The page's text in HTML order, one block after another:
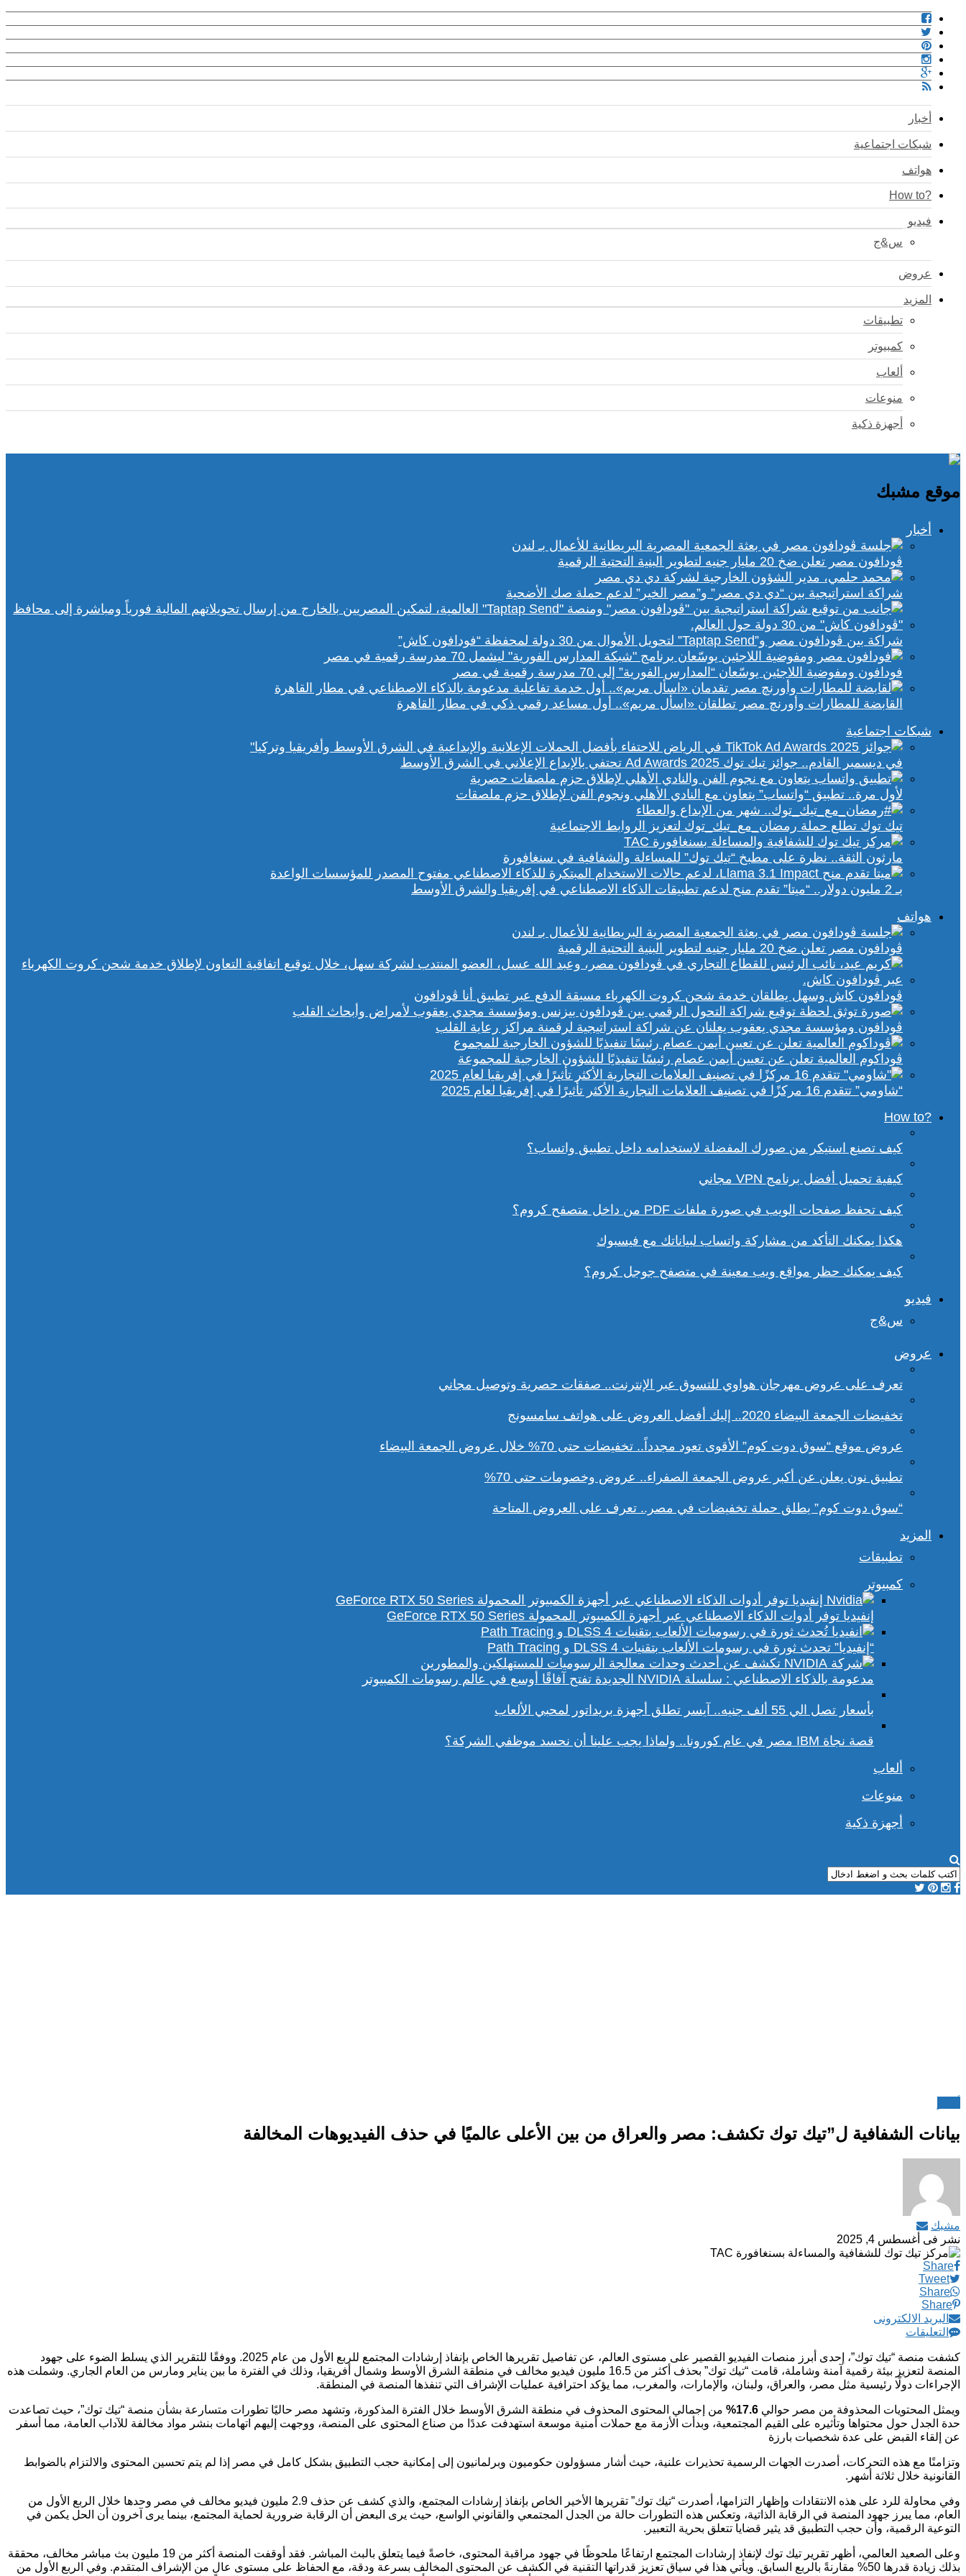
أخبار
شبكات اجتماعية
هواتف
?How to
فيديو
س&ج
عروض
المزيد
تطبيقات
كمبيوتر
ألعاب
منوعات
أجهزة ذكية
موقع مشبك
أخبار
ڤودافون مصر تعلن ضخ 20 مليار جنيه لتطوير البنية التحتية الرقمية
شراكة استراتيجية بين “دي دي مصر” و”مصر الخير” لدعم حملة صك الأضحية
شراكة بين ڤودافون مصر و”Taptap Send” لتحويل الأموال من 30 دولة لمحفظة “فودافون كاش”
فودافون ومفوضية اللاجئين يوسّعان “المدارس الفورية” إلى 70 مدرسة رقمية في مصر
القابضة للمطارات وأورنچ مصر تطلقان «اسأل مريم».. أول مساعد رقمي ذكي في مطار القاهرة
شبكات اجتماعية
في ديسمبر القادم.. جوائز تيك توك Ad Awards 2025 تحتفي بالإبداع الإعلاني في الشرق الأوسط
لأول مرة.. تطبيق “واتساب” يتعاون مع النادي الأهلي ونجوم الفن لإطلاق حزم ملصقات
تيك توك تطلع حملة رمضان_مع_تيك_توك لتعزيز الروابط الاجتماعية
مارثون الثقة.. نظرة على مطبخ “تيك توك” للمساءلة والشفافية في سنغافورة
بـ 2 مليون دولار.. “ميتا” تقدم منح لدعم تطبيقات الذكاء الاصطناعي في إفريقيا والشرق الأوسط
هواتف
ڤودافون مصر تعلن ضخ 20 مليار جنيه لتطوير البنية التحتية الرقمية
ڤودافون كاش وسهل يطلقان خدمة شحن كروت الكهرباء مسبقة الدفع عبر تطبيق أنا ڤودافون
ڤودافون ومؤسسة مجدي يعقوب يعلنان عن شراكة استراتيجية لرقمنة مراكز رعاية القلب
ڤوداكوم العالمية تعلن عن تعيين أيمن عصام رئيسًا تنفيذيًا للشؤون الخارجية للمجموعة
“شاومي” تتقدم 16 مركزًا في تصنيف العلامات التجارية الأكثر تأثيرًا في إفريقيا لعام 2025
?How to
كيف تصنع استيكر من صورك المفضلة لاستخدامه داخل تطبيق واتساب؟
كيفية تحميل أفضل برنامج VPN مجاني
كيف تحفظ صفحات الويب في صورة ملفات PDF من داخل متصفح كروم؟
هكذا يمكنك التأكد من مشاركة واتساب لبياناتك مع فيسبوك
كيف يمكنك حظر مواقع ويب معينة في متصفح جوجل كروم؟
فيديو
س&ج
عروض
تعرف على عروض مهرجان هواوي للتسوق عبر الإنترنت.. صفقات حصرية وتوصيل مجاني
تخفيضات الجمعة البيضاء 2020.. إليك أفضل العروض على هواتف سامسونج
عروض موقع “سوق دوت كوم” الأقوى تعود مجدداً.. تخفيضات حتى 70% خلال عروض الجمعة البيضاء
تطبيق نون يعلن عن أكبر عروض الجمعة الصفراء.. عروض وخصومات حتى 70%
“سوق دوت كوم” يطلق حملة تخفيضات في مصر.. تعرف على العروض المتاحة
المزيد
تطبيقات
كمبيوتر
إنفيديا توفر أدوات الذكاء الاصطناعي عبر أجهزة الكمبيوتر المحمولة GeForce RTX 50 Series
“إنفيديا” تحدث ثورة في رسومات الألعاب بتقنيات DLSS 4 و Path Tracing
مدعومة بالذكاء الاصطناعي : سلسلة NVIDIA الجديدة تفتح آفاقًا أوسع في عالم رسومات الكمبيوتر
بأسعار تصل الي 55 ألف جنيه.. آيسر تطلق أجهزة بريداتور لمحبي الألعاب
قصة نجاة IBM مصر في عام كورونا.. ولماذا يجب علينا أن نحسد موظفي الشركة؟
ألعاب
منوعات
أجهزة ذكية
بيانات الشفافية ل”تيك توك تكشف: مصر والعراق من بين الأعلى عالميًا في حذف الفيديوهات المخالفة
مشبك
نشر فى أغسطس 4, 2025
Share
Tweet
Share
Share
البريد الالكترونى
التعليقات
كشفت منصة “تيك توك”، إحدى أبرز منصات الفيديو القصير على مستوى العالم، عن تفاصيل تقريرها الخاص بإنفاذ إرشادات المجتمع للربع الأول من عام 2025. ووفقًا للتقرير الذي يسلط الضوء على جهود
المنصة لتعزيز بيئة رقمية آمنة وشاملة، قامت “تيك توك” بحذف أكثر من 16.5 مليون فيديو مخالف في منطقة الشرق الأوسط وشمال أفريقيا، وذلك في الفترة ما بين يناير ومارس من العام الجاري. وشملت هذه
الإجراءات دولًا رئيسية مثل مصر، والعراق، ولبنان، والإمارات، والمغرب، مما يؤكد احترافية عمليات الإشراف التي تنفذها المنصة في المنطقة.
ويمثل المحتويات المحذوفة من مصر حوالي 17.6%
من إجمالي المحتوى المحذوف في منطقة الشرق الأوسط خلال الفترة المذكورة، وتشهد مصر حاليًا تطورات متسارعة بشأن منصة “تيك توك”، حيث تصاعدت
حدة الجدل حول محتواها وتأثيره على القيم المجتمعية، وبدأت الأزمة مع حملات أمنية موسعة استهدفت عددًا من صناع المحتوى على المنصة، ووجهت إليهم اتهامات بنشر مواد مخالفة للآداب العامة، مما أسفر
عن إلقاء القبض على عدة شخصيات بارزة
وتزامنًا مع هذه التحركات، أصدرت الجهات الرسمية تحذيرات علنية، حيث أشار مسؤولون حكوميون وبرلمانيون إلى إمكانية حجب التطبيق بشكل كامل في مصر إذا لم يتم تحسين المحتوى والالتزام بالضوابط
القانونية خلال ثلاثة أشهر.
وفي محاولة للرد على هذه الانتقادات وإظهار التزامها، أصدرت “تيك توك” تقريرها الأخير الخاص بإنفاذ إرشادات المجتمع، والذي كشف عن حذف 2.9 مليون فيديو مخالف في مصر وحدها خلال الربع الأول من
العام، مما يبرز جهود المنصة في الرقابة الذاتية، وتعكس هذه التطورات حالة من الجدل المجتمعي والقانوني الواسع، حيث يرى البعض أن الرقابة ضرورية لحماية المجتمع، بينما يرى آخرون أن الحل يكمن في
التوعية الرقمية، وأن حجب التطبيق قد يثير قضايا تتعلق بحرية التعبير.
وعلى الصعيد العالمي، أظهر تقرير تيك توك لإنفاذ إرشادات المجتمع ارتفاعًا ملحوظًا في جهود مراقبة المحتوى، خاصةً فيما يتعلق بالبث المباشر. فقد أوقفت المنصة أكثر من 19 مليون بث مباشر مخالف، محققة
بذلك زيادة قدرها 50% مقارنةً بالربع السابق. ويأتي هذا في سياق تعزيز قدراتها التقنية في الكشف عن المحتوى المخالف بسرعة ودقة، مع الحفاظ على مستوى عالٍ من الإشراف المتقدم. وفي الربع الأول من